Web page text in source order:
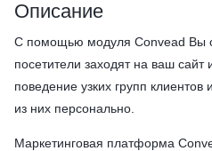
Описание
С помощью модуля Convead Вы
посетители заходят на ваш сайт
поведение узких групп клиентов
из них персонально.
Маркетинговая платформа